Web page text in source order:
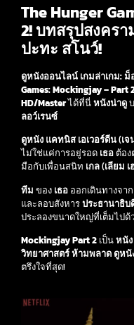
The Hunger
2! บทสรุปสงคร
ปะทะ สโนว์!
ดูหนังออนไลน์ เกมล่าเกม:
Games: Mockingjay – Part
HD/Masterได้ที่นี่หนังน่าดู
ลอว์เรนซ์
ดูหนัง แคทนิส เอเวอร์ดีน(เ
ไม่ใช่แค่การอยู่รอด เธอ ต้อ
มือกับเพื่อนสนิท เกล(เลียม
ทีม ของ เธอ ออกเดินทางจาก
และลอบสังหารประธานาธิบ
ประลองขนาดใหญ่ที่เต็มไปด้
Mockingjay Part 2 เป็นหนัง
วิทยาศาสตร์ห้ามพลาด ดูหนั
ตรึงใจที่สุด!